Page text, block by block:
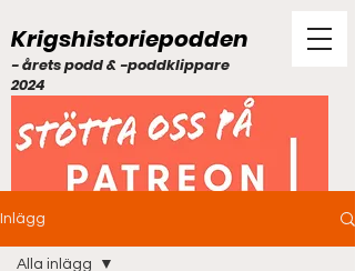
Krigshistoriepodden
- årets podd & -poddklippare
2024
Inlägg
Alla inlägg